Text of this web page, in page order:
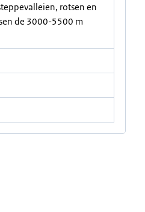
rotsen en
de 3000-5500 m